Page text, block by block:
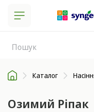
Каталог
Озимий Ріпак